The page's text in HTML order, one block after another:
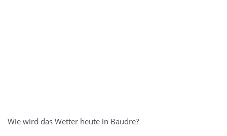
Wie wird das Wetter heute in Baudre?